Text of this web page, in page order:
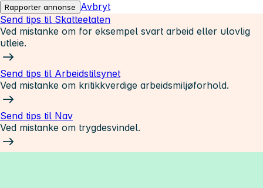
Rapporter annonse
Avbryt
Send tips til Skatteetaten
Ved mistanke om for eksempel svart arbeid eller ulovlig
utleie.
Send tips til Arbeidstilsynet
Ved mistanke om kritikkverdige arbeidsmiljøforhold.
Send tips til Nav
Ved mistanke om trygdesvindel.